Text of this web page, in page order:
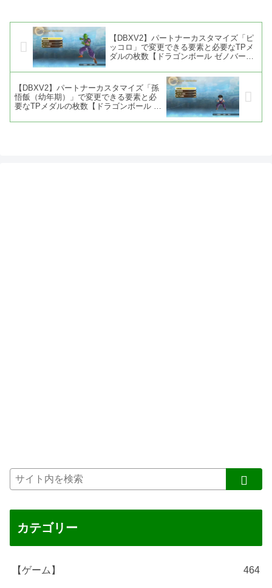
【DBXV2】パートナーカスタマイズ「ピ
ッコロ」で変更できる要素と必要なTPメ
ダルの枚数【ドラゴンボール ゼノバース
【DBXV2】パートナーカスタマイズ「孫
悟飯（幼年期）」で変更できる要素と必
要なTPメダルの枚数【ドラゴンボール ゼ
カテゴリー
【ゲーム】 464